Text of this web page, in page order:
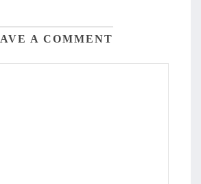
A COMMENT